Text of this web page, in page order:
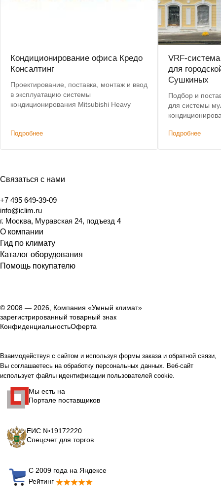
Кондиционирование офиса Кредо
Консалтинг
Проектирование, поставка, монтаж и ввод
в эксплуатацию системы
кондиционирования Mitsubishi Heavy
Подробнее
VRF-
для
Сушкиных
Подбор и
для системы
работ в
Подробнее
Связаться с нами
+7 495 649-39-09
info@iclim.ru
г. Москва, Муравская 24, подъезд 4
О компании
Гид по климату
Каталог оборудования
Помощь покупателю
© 2008 — 2026, Компания «Умный климат»
зарегистрированный товарный знак
КонфиденциальностьОферта
Взаимодействуя с сайтом и используя формы заказа и обратной связи,
Вы соглашаетесь на обработку персональных данных. Веб-сайт
использует файлы идентификации пользователей cookie.
Мы есть на
Портале поставщиков
ЕИС №19172220
Спецсчет для торгов
С 2009 года на Яндексе
Рейтинг